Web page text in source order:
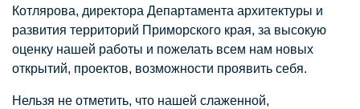
Котлярова, директора Департамента архитектуры и
развития территорий Приморского края, за высокую
оценку нашей работы и пожелать всем нам новых
открытий, проектов, возможности проявить себя.
Нельзя не отметить, что нашей слаженной,